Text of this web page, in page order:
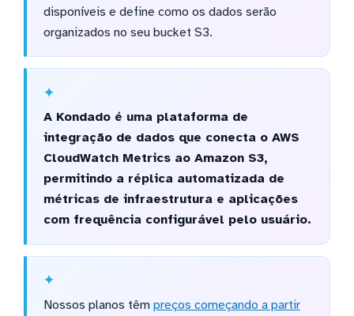
disponíveis e define como os dados serão
organizados no seu bucket S3.
A Kondado é uma plataforma de
integração de dados que conecta o AWS
CloudWatch Metrics ao Amazon S3,
permitindo a réplica automatizada de
métricas de infraestrutura e aplicações
com frequência configurável pelo usuário.
Nossos planos têm preços começando a partir